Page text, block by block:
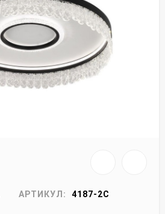
АРТИКУЛ: 4187-2C